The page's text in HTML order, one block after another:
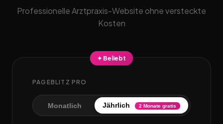
Professionelle Arztpraxis-Website ohne versteckte
Kosten
✦ Beliebt
PAGEBLITZ PRO
Monatlich Jährlich 2 Monate gratis